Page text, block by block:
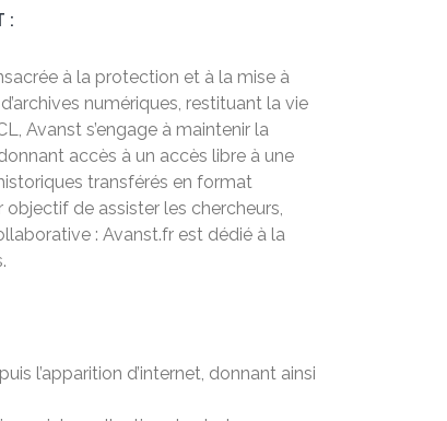
:
à la protection et à la mise à
numériques, restituant la vie
Avanst s’engage à maintenir la
accès à un accès libre à une
transférés en format
de assister les chercheurs,
: Avanst.fr est dédié à la
l’apparition d’internet, donnant ainsi